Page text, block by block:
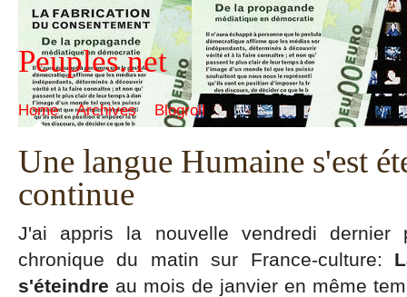
Peuples.net
Home Archives Blogroll
Une langue Humaine s'est
continue
J'ai appris la nouvelle vendredi
chronique du matin sur France-culture:
s'éteindre au mois de janvier en même